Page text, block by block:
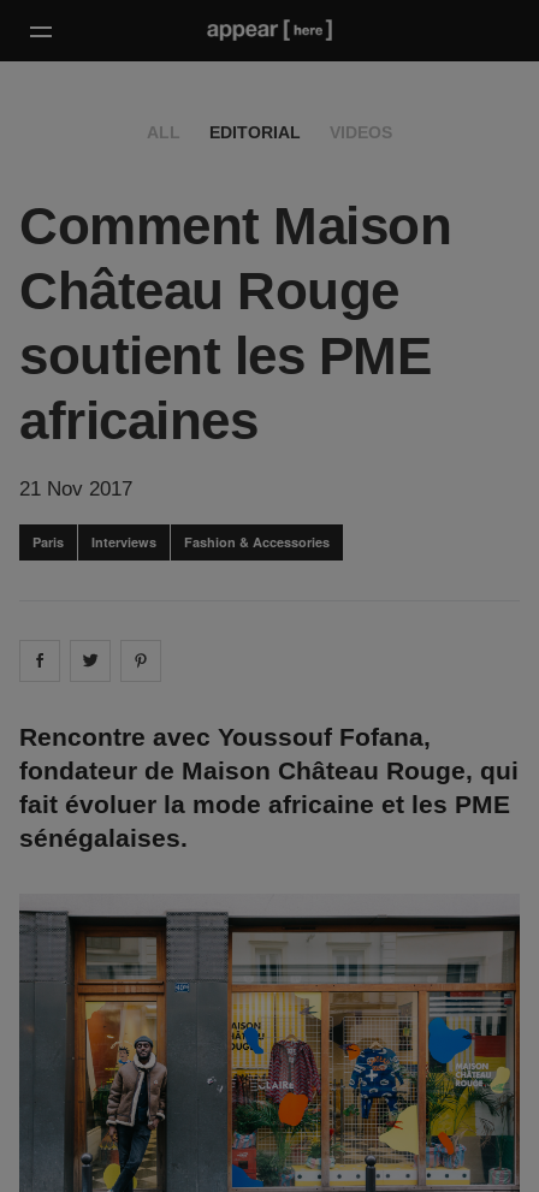
ALL EDITORIAL VIDEOS
Comment Maison
Château Rouge
soutient les PME
africaines
21 Nov 2017
Paris Interviews Fashion & Accessories
Share on facebook
Share on
Rencontre avec Youssouf Fofana,
fondateur de Maison Château Rouge, qui
fait évoluer la mode africaine et les PME
sénégalaises.